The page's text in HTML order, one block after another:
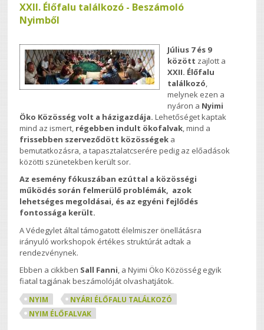
XXII. Élőfalu találkozó - Beszámoló
Nyimből
Július 7 és 9
között zajlott a
XXII. Élőfalu
találkozó,
melynek ezen a
nyáron a Nyimi
Öko Közösség volt a házigazdája. Lehetőséget kaptak
mind az ismert, régebben indult ökofalvak, mind a
frissebben szerveződött közösségek a
bemutatkozásra, a tapasztalatcserére pedig az előadások
közötti szünetekben került sor.
Az esemény fókuszában ezúttal a közösségi
működés során felmerülő problémák, azok
lehetséges megoldásai, és az egyéni fejlődés
fontossága került.
A Védegylet által támogatott élelmiszer önellátásra
irányuló workshopok értékes struktúrát adtak a
rendezvénynek.
Ebben a cikkben Sall Fanni, a Nyimi Öko Közösség egyik
fiatal tagjának beszámolóját olvashatjátok.
NYIM
NYÁRI ÉLŐFALU TALÁLKOZÓ
NYIM ÉLŐFALVAK